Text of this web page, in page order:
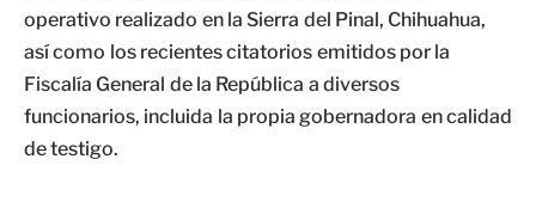
operativo realizado en la Sierra del Pinal, Chihuahua,
así como los recientes citatorios emitidos por la
Fiscalía General de la República a diversos
funcionarios, incluida la propia gobernadora en calidad
de testigo.